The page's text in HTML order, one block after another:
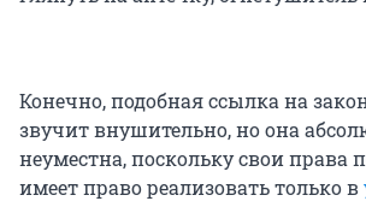
Конечно, подобная ссылка на
звучит внушительно, но она
неуместна, поскольку свои права
имеет право реализовать только в